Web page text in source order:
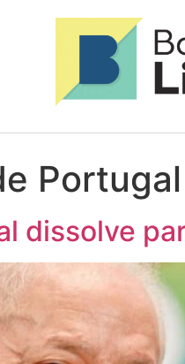
Portugal
dissolve